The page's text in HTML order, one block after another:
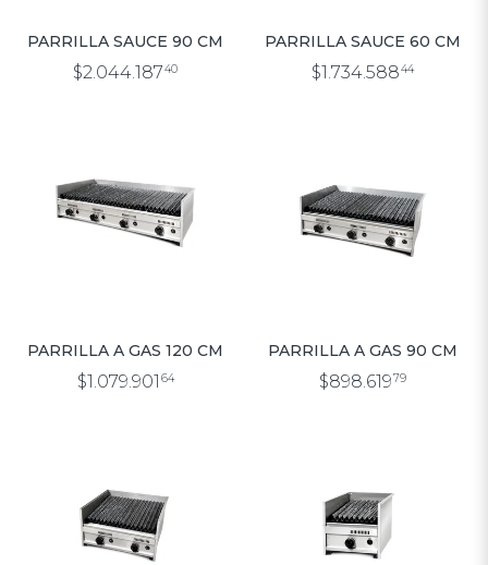
PARRILLA SAUCE 90 CM
$2.044.18740
PARRILLA SAUCE 60 CM
$1.734.58844
PARRILLA A GAS 120 CM
$1.079.901 64
PARRILLA A GAS 90 CM
$898.61979